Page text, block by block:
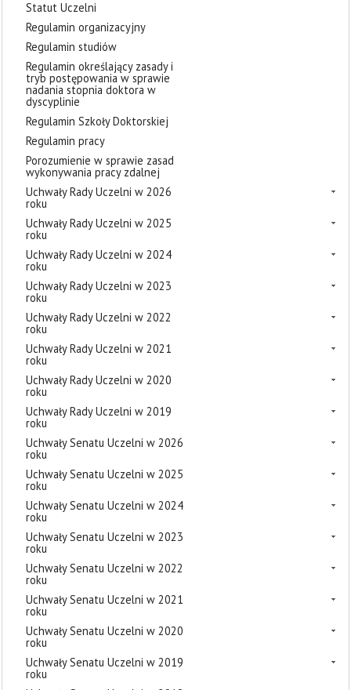
Statut Uczelni
Regulamin organizacyjny
Regulamin studiów
Regulamin określający zasady i
tryb postępowania w sprawie
nadania stopnia doktora w
dyscyplinie
Regulamin Szkoły Doktorskiej
Regulamin pracy
Porozumienie w sprawie zasad
wykonywania pracy zdalnej
Uchwały Rady Uczelni w 2026
roku
Uchwały Rady Uczelni w 2025
roku
Uchwały Rady Uczelni w 2024
roku
Uchwały Rady Uczelni w 2023
roku
Uchwały Rady Uczelni w 2022
roku
Uchwały Rady Uczelni w 2021
roku
Uchwały Rady Uczelni w 2020
roku
Uchwały Rady Uczelni w 2019
roku
Uchwały Senatu Uczelni w 2026
roku
Uchwały Senatu Uczelni w 2025
roku
Uchwały Senatu Uczelni w 2024
roku
Uchwały Senatu Uczelni w 2023
roku
Uchwały Senatu Uczelni w 2022
roku
Uchwały Senatu Uczelni w 2021
roku
Uchwały Senatu Uczelni w 2020
roku
Uchwały Senatu Uczelni w 2019
roku